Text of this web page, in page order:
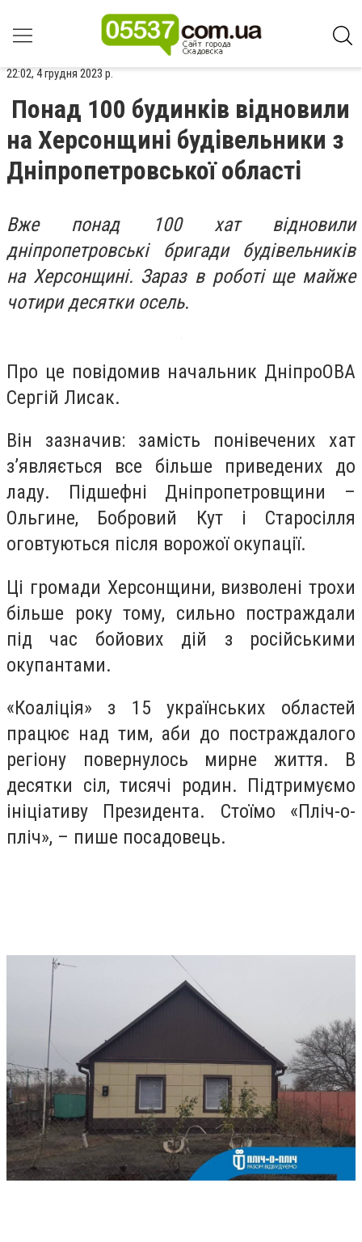
22:02, 4 грудня 2023 р.
Понад 100 будинків відновили
на Херсонщині будівельники з
Дніпропетровської області
Вже понад 100 хат відновили
дніпропетровські бригади будівельників
на Херсонщині. Зараз в роботі ще майже
чотири десятки осель.
Про це повідомив начальник ДніпроОВА
Сергій Лисак.
Він зазначив: замість понівечених хат
з’являється все більше приведених до
ладу. Підшефні Дніпропетровщини –
Ольгине, Бобровий Кут і Старосілля
оговтуються після ворожої окупації.
Ці громади Херсонщини, визволені трохи
більше року тому, сильно постраждали
під час бойових дій з російськими
окупантами.
«Коаліція» з 15 українських областей
працює над тим, аби до постраждалого
регіону повернулось мирне життя. В
десятки сіл, тисячі родин. Підтримуємо
ініціативу Президента. Стоїмо «Пліч-о-
пліч», – пише посадовець.